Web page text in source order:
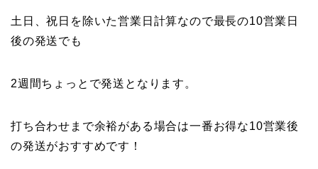
土日、祝日を除いた営業日計算なので最長の10営業日
後の発送でも
2週間ちょっとで発送となります。
打ち合わせまで余裕がある場合は一番お得な10営業後
の発送がおすすめです！